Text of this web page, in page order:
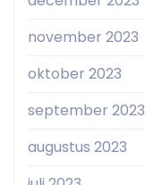
november 2023
oktober 2023
september 2023
augustus 2023